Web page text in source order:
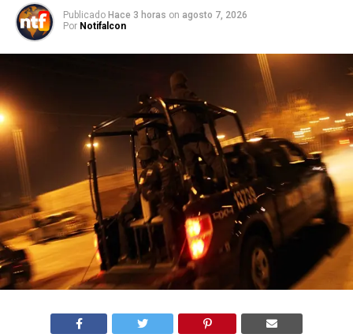
Publicado Hace 3 horas on agosto 7, 2026
Por Notifalcon